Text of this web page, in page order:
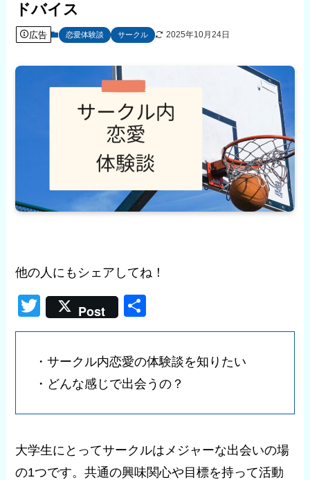
ドバイス
広告 恋愛体験談 サークル 2025年10月24日
他の人にもシェアしてね！
T
wi
er
Post
有
・サークル内恋愛の体験談を知りたい
・どんな感じで出会うの？
大学生にとってサークルはメジャーな出会いの場
の1つです。共通の興味関心や目標を持って活動